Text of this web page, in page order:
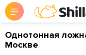
Однотонная
Москве